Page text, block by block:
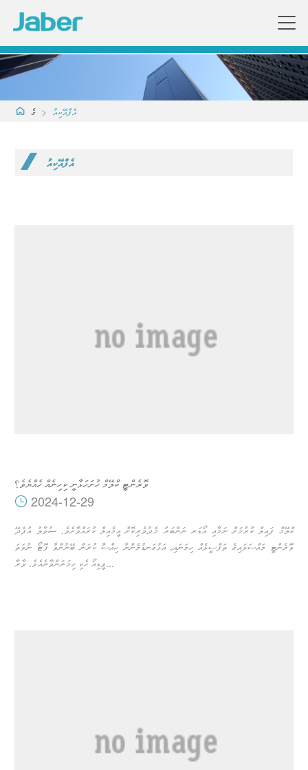
ގެ > އެފްއޭކިއު
އެފްއޭކިއު
ވޮރެންޓީ ކްލޭމް ހުށަހަޅާނީ ކިހިނެއް ހެއްޔެވެ؟
2024-12-29
ކްލޭމް ފައިލް ކުރުމަށް ނަމާއި އޯޑަރ ނަންބަރު މެދުވެރިކޮށް އީމެއިލް ކުރައްވާށެވެ. ސުވާލު އުފެދޭ
ވޮރެންޓީ މައްސަލައިގެ ތަފްސީލެއް ހިމަނައި، އަޅުގަނޑުމެންނާ ހިއްސާ ކުރަން ބޭނުންވާ ފޮޓޯ ނުވަތަ
ވީޑިއޯ ހެކި ހިމަނަންވާނެއެވެ. ވާރާ...